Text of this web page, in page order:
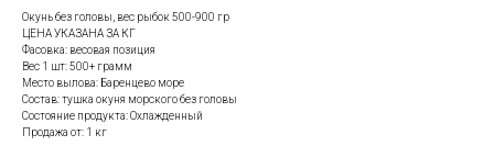
Окунь без головы, вес рыбок 500-900 гр
ЦЕНА УКАЗАНА ЗА КГ
Фасовка: весовая позиция
Вес 1 шт: 500+ грамм
Место вылова: Баренцево море
Состав: тушка окуня морского без головы
Состояние продукта: Охлажденный
Продажа от: 1 кг